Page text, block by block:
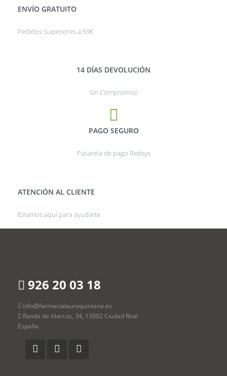
ENVÍO GRATUITO
Pedidos Superiores a 59€
14 DÍAS DEVOLUCIÓN
Sin Compromiso
PAGO SEGURO
Pasarela de pago Redsys
ATENCIÓN AL CLIENTE
Estamos aquí para ayudarte
926 20 03 18
info@farmacialauraquintana.es
Ronda de Alarcos, 34, 13002 Ciudad Real
España